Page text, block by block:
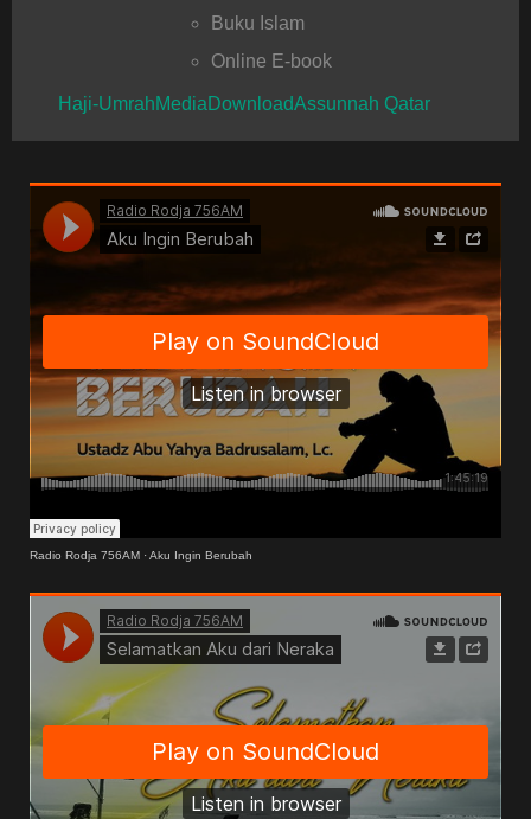
Buku Islam
Online E-book
Haji-UmrahMedia DownloadAssunnah Qatar
Radio Rodja 756AM ·Aku Ingin Berubah